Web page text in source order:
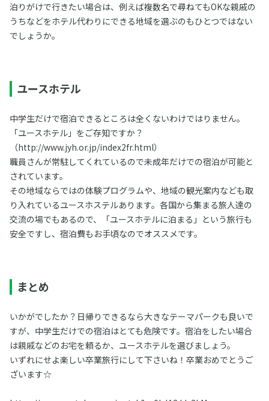
泊りがけで行きたい場合は、例えば複数名で尋ねてもOKな親戚の
うちなどをホテル代わりにできる地域を選ぶのもひとつではない
でしょうか。
ユースホテル
中学生だけで宿泊できるところは全くないわけではりません。
「ユースホテル」をご存知ですか？
（http://www.jyh.or.jp/index2fr.html）
職員さんが常駐してくれているので未成年だけでの宿泊が可能と
されています。
その地域ならではの体験プログラムや、地域の観光案内なども取
り入れているユースホステルあります。各国から集まる旅人達の
交流の場でもあるので、「ユースホテルに泊まる」という旅行も
安全ですし、宿泊費もお手頃なのでオススメです。
まとめ
いかがでしたか？日帰りできるなら大きなテーマパークも良いで
すが、中学生だけでの宿泊はとても危険です。宿泊をしたい場合
は親戚などのお宅を頼るか、ユースホテルを選びましょう。
いずれにせよ楽しい卒業旅行にして下さいね！卒業おめでとうご
ざいます☆